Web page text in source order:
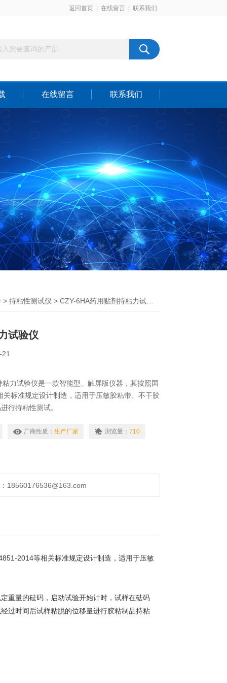
返回首页 在线留言 联系我们
在线留言 联系我们
> 持粘性测试仪 > CZY-6HA药用贴剂持粘力试验仪
试验仪
力试验仪是一款智能型、触屏版仪器，其按照国
关标准规定设计制造，适用于压敏胶粘带、不干胶
行持粘性测试。
厂商性质： 生产厂家 浏览量： 710
18560176536@163.com
2014等相关标准规定设计制造，适用于压敏
重量的砝码，启动试验开始计时，试样在砝码
过时间后试样粘脱的位移量进行胶粘制品持粘